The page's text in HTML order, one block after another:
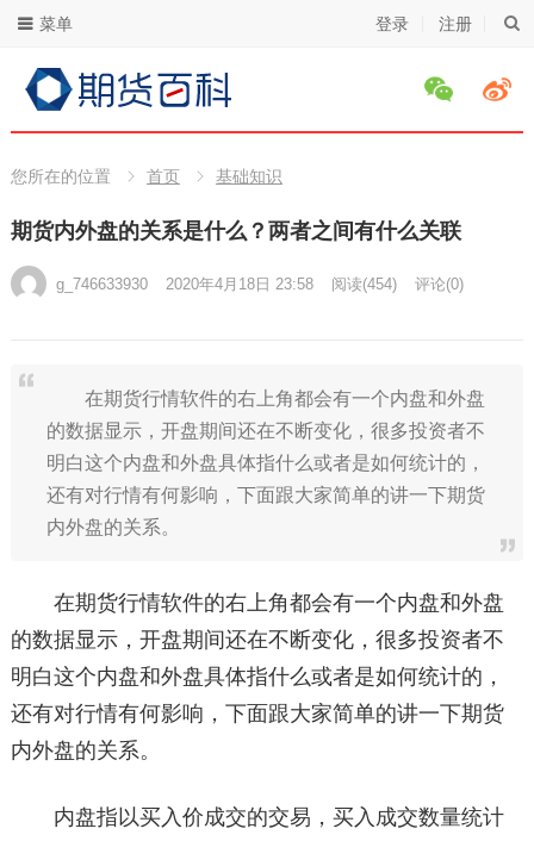
登录 注册
菜单
您所在的位置 首页 基础知识
期货内外盘的关系是什么？两者之间有什么关联
g_746633930 2020年4月18日 23:58 阅读(454) 评论(0)
在期货行情软件的右上角都会有一个内盘和外盘
的数据显示，开盘期间还在不断变化，很多投资者不
明白这个内盘和外盘具体指什么或者是如何统计的，
还有对行情有何影响，下面跟大家简单的讲一下期货
内外盘的关系。
在期货行情软件的右上角都会有一个内盘和外盘
的数据显示，开盘期间还在不断变化，很多投资者不
明白这个内盘和外盘具体指什么或者是如何统计的，
还有对行情有何影响，下面跟大家简单的讲一下期货
内外盘的关系。
内盘指以买入价成交的交易，买入成交数量统计